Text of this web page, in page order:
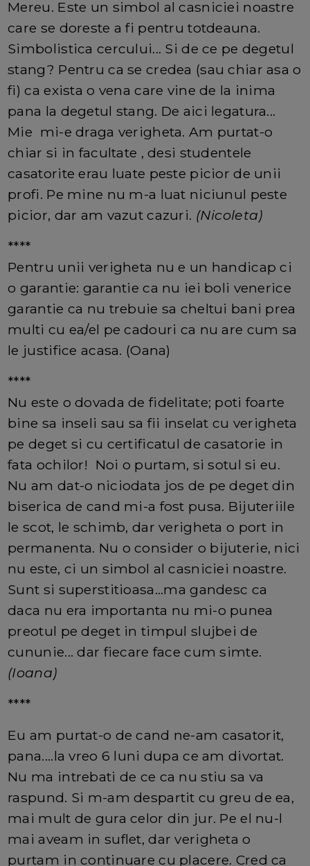
Mereu. Este un simbol al casniciei noastre
care se doreste a fi pentru totdeauna.
Simbolistica cercului... Si de ce pe degetul
stang? Pentru ca se credea (sau chiar asa o
fi) ca exista o vena care vine de la inima
pana la degetul stang. De aici legatura...
Mie mi-e draga verigheta. Am purtat-o
chiar si in facultate , desi studentele
casatorite erau luate peste picior de unii
profi. Pe mine nu m-a luat niciunul peste
picior, dar am vazut cazuri. (Nicoleta)
****
Pentru unii verigheta nu e un handicap ci
o garantie: garantie ca nu iei boli venerice
garantie ca nu trebuie sa cheltui bani prea
multi cu ea/el pe cadouri ca nu are cum sa
le justifice acasa. (Oana)
****
Nu este o dovada de fidelitate; poti foarte
bine sa inseli sau sa fii inselat cu verigheta
pe deget si cu certificatul de casatorie in
fata ochilor! Noi o purtam, si sotul si eu.
Nu am dat-o niciodata jos de pe deget din
biserica de cand mi-a fost pusa. Bijuteriile
le scot, le schimb, dar verigheta o port in
permanenta. Nu o consider o bijuterie, nici
nu este, ci un simbol al casniciei noastre.
Sunt si superstitioasa...ma gandesc ca
daca nu era importanta nu mi-o punea
preotul pe deget in timpul slujbei de
cununie... dar fiecare face cum simte.
(Ioana)
****
Eu am purtat-o de cand ne-am casatorit,
pana....la vreo 6 luni dupa ce am divortat.
Nu ma intrebati de ce ca nu stiu sa va
raspund. Si m-am despartit cu greu de ea,
mai mult de gura celor din jur. Pe el nu-l
mai aveam in suflet, dar verigheta o
purtam in continuare cu placere. Cred ca